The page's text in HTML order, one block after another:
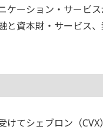
ケーション・サービ
と資本財・サービス
けてシェブロン（